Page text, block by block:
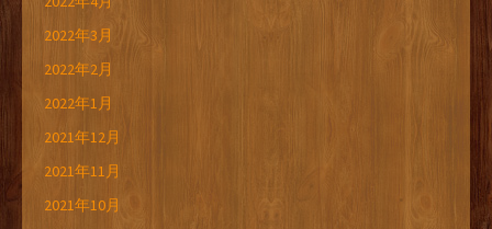
2022年3月
2022年2月
2022年1月
2021年12月
2021年11月
2021年10月